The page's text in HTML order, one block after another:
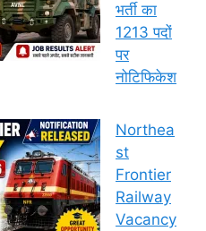
भर्ती का
1213 पदों
पर
नोटिफिकेश
Northea
st
Frontier
Railway
Vacancy